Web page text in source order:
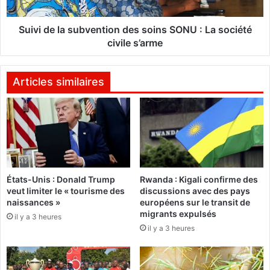
«
s
a
v
o
s
p
a
s
à
r
g
i
a
b
v
n
t
i
o
n
d
s
s
o
i
S
Suivi de la subvention des soins SONU : La société
civile s’arme
Articles similaires
États-Unis : Donald Trump
veut limiter le « tourisme des
naissances »
il y a 3 heures
Rwanda : Kigali confirme des
discussions avec des pays
européens sur le transit de
migrants expulsés
il y a 3 heures